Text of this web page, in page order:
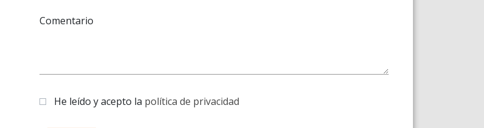
Comentario
He leído y acepto la política de privacidad